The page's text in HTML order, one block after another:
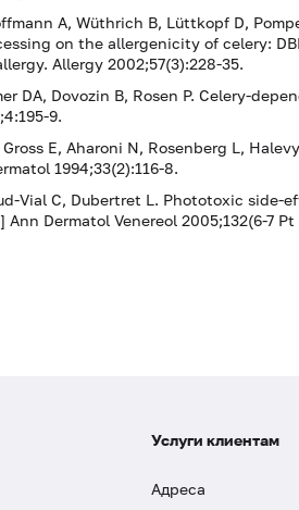
A, Wüthrich B, Lüttkopf D,
on the allergenicity of celery:
Allergy 2002;57(3):228-35.
DA, Dovozin B, Rosen P. Celery-
9.
E, Aharoni N, Rosenberg L,
1994;33(2):116-8.
Vial C, Dubertret L. Phototoxic
Dermatol Venereol 2005;132(6-7 Pt
Услуги клиентам
Адреса